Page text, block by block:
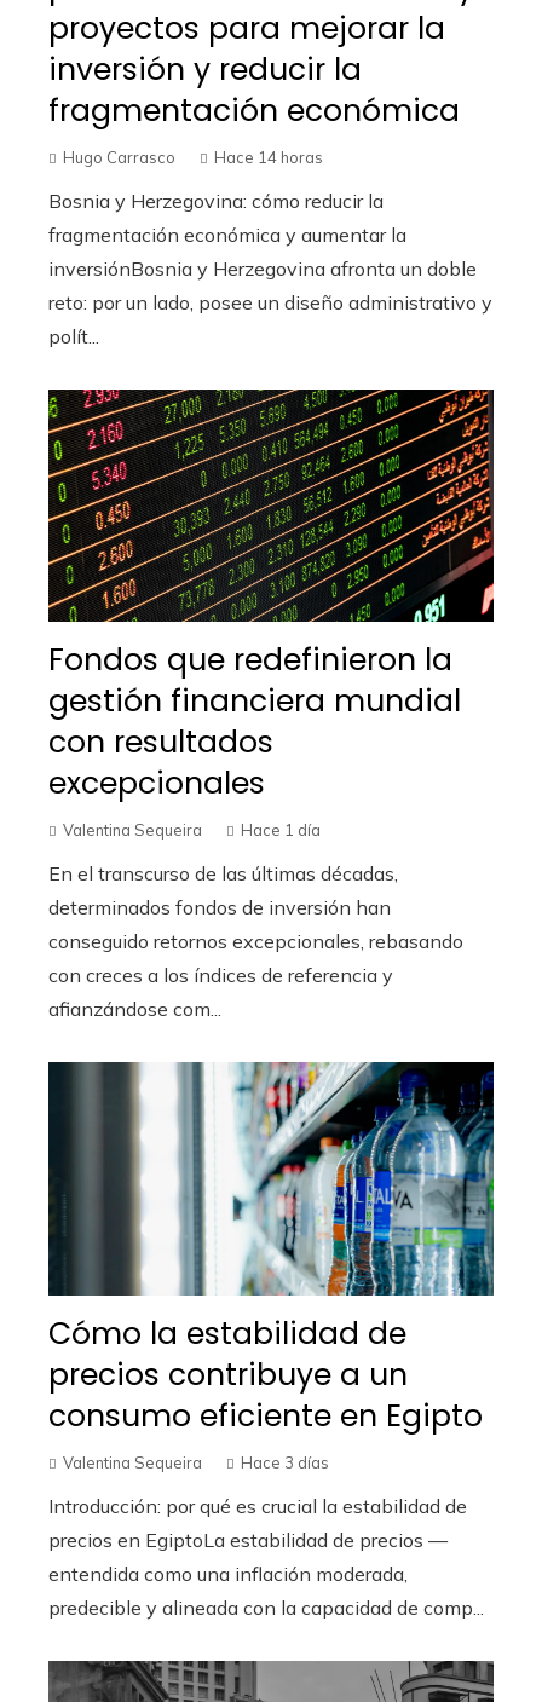
proyectos para mejorar la
inversión y reducir la
fragmentación económica
Hugo Carrasco Hace 14 horas
Bosnia y Herzegovina: cómo reducir la
fragmentación económica y aumentar la
inversiónBosnia y Herzegovina afronta un doble
reto: por un lado, posee un diseño administrativo y
polít...
Fondos que redefinieron la
gestión financiera mundial
con resultados
excepcionales
Valentina Sequeira Hace 1 día
En el transcurso de las últimas décadas,
determinados fondos de inversión han
conseguido retornos excepcionales, rebasando
con creces a los índices de referencia y
afianzándose com...
Cómo la estabilidad de
precios contribuye a un
consumo eficiente en Egipto
Valentina Sequeira Hace 3 días
Introducción: por qué es crucial la estabilidad de
precios en EgiptoLa estabilidad de precios —
entendida como una inflación moderada,
predecible y alineada con la capacidad de comp...